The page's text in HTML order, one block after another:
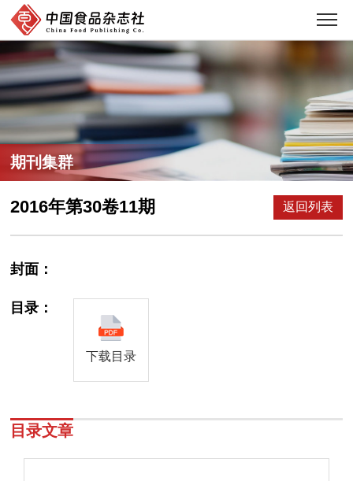
期刊集群
2016年第30卷11期 返回列表
封面：
目录：
下载目录
目录文章